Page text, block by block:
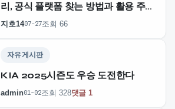
리, 공식 플랫폼 찾는 방법과 활용 주의
점 주소얌
지호1407-27조회 66
자유게시판
KIA 2025시즌도 우승 도전한다
admin01-02조회 328댓글 1